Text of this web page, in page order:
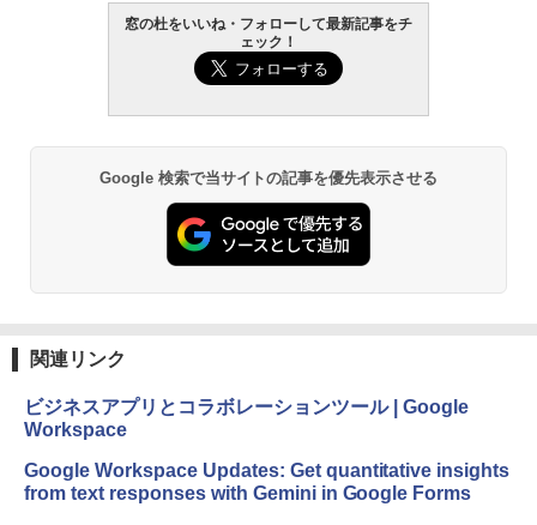
窓の杜をいいね・フォローして最新記事をチ
ェック！
Google 検索で当サイトの記事を優先表示させる
関連リンク
ビジネスアプリとコラボレーションツール | Google
Workspace
Google Workspace Updates: Get quantitative insights
from text responses with Gemini in Google Forms